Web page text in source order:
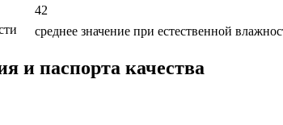
42
среднее значение при естественной
и паспорта качества